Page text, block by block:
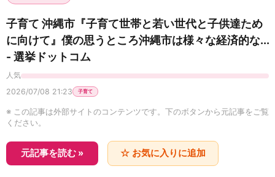
子育て 沖縄市『子育て世帯と若い世代と子供達ため
に向けて』僕の思うところ沖縄市は様々な経済的な...
- 選挙ドットコム
人気
2026/07/08 21:23 子育て
※ この記事は外部サイトのコンテンツです。下のボタンから元記事をご覧
ください。
元記事を読む » ☆ お気に入りに追加